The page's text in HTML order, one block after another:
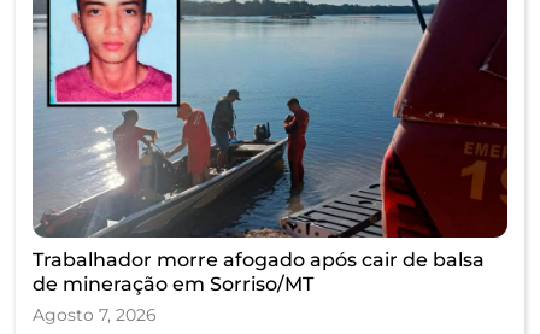
Trabalhador morre afogado após cair de balsa
de mineração em Sorriso/MT
Agosto 7, 2026